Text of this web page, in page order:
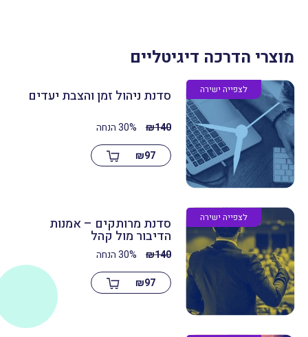
מוצרי הדרכה דיגיטליים
לצפייה ישירה סדנת ניהול זמן והצבת יעדים
₪140
30% הנחה
₪97
לצפייה ישירה סדנת מרותקים – אמנות
הדיבור מול קהל
₪140
30% הנחה
₪97